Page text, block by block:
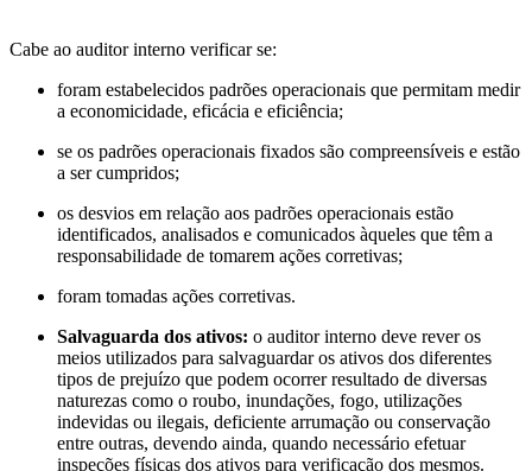
Cabe ao auditor interno verificar se:
foram estabelecidos padrões operacionais que permitam medir
a economicidade, eficácia e eficiência;
se os padrões operacionais fixados são compreensíveis e estão
a ser cumpridos;
os desvios em relação aos padrões operacionais estão
identificados, analisados e comunicados àqueles que têm a
responsabilidade de tomarem ações corretivas;
foram tomadas ações corretivas.
Salvaguarda dos ativos: o auditor interno deve rever os
meios utilizados para salvaguardar os ativos dos diferentes
tipos de prejuízo que podem ocorrer resultado de diversas
naturezas como o roubo, inundações, fogo, utilizações
indevidas ou ilegais, deficiente arrumação ou conservação
entre outras, devendo ainda, quando necessário efetuar
inspeções físicas dos ativos para verificação dos mesmos.